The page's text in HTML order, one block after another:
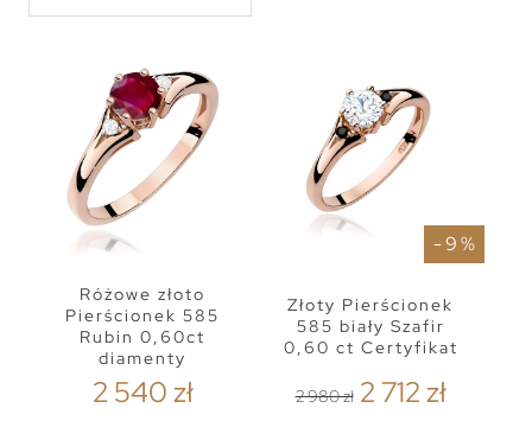
Różowe złoto
Pierścionek 585
Rubin 0,60ct
diamenty
2 540 zł
- 9 %
Złoty Pierścionek
585 biały Szafir
0,60 ct Certyfikat
2 980 zł 2 712 zł